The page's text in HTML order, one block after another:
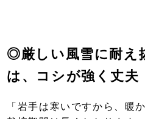
◎厳しい風雪に耐え
は、コシが強く丈夫
「岩手は寒いですから、暖